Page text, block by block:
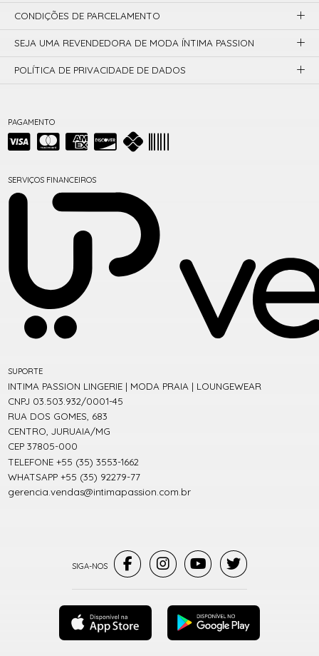
PAGAMENTO
SERVIÇOS FINANCEIROS
SUPORTE
INTIMA PASSION LINGERIE | MODA PRAIA | LOUNGEWEAR
CNPJ 03.503.932/0001-45
RUA DOS GOMES, 683
CENTRO, JURUAIA/MG
CEP 37805-000
TELEFONE +55 (35) 3553-1662
WHATSAPP +55 (35) 92279-77
gerencia.vendas@intimapassion.com.br
CONDIÇÕES DE PARCELAMENTO
SEJA UMA REVENDEDORA DE MODA ÍNTIMA PASSION
POLÍTICA DE PRIVACIDADE DE DADOS